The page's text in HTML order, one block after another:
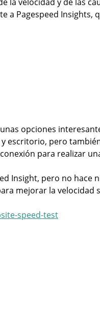
a Pagespeed Insights,
opciones
escritorio, pero
para realizar
Insight, pero no hace
mejorar la velocidad
speed-test